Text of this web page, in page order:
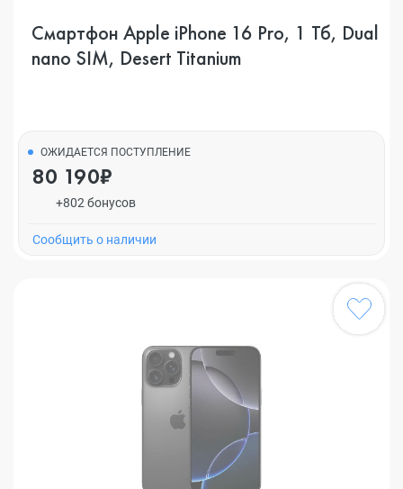
Смартфон Apple iPhone 16 Pro, 1 Тб, Dual
nano SIM, Desert Titanium
ОЖИДАЕТСЯ ПОСТУПЛЕНИЕ
80 190₽
+802 бонусов
Cообщить о наличии